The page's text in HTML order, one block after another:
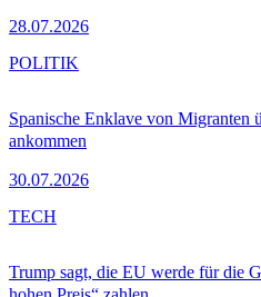
28.07.2026
Spanische Enklave von Migranten
ankommen
30.07.2026
POLITIK
Trump sagt, die EU werde für die
TECH